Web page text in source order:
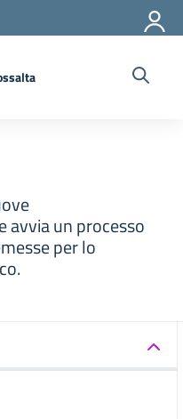
avvia un processo
per lo